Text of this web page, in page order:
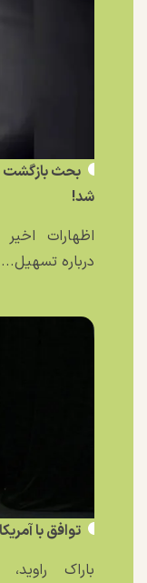
بحث بازگشت
شد!
اظهارات
درباره تسهیل...
توافق با
باراک